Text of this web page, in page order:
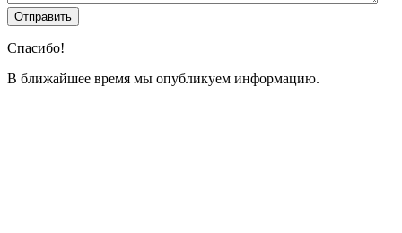
Спасибо!
В ближайшее время мы опубликуем информацию.